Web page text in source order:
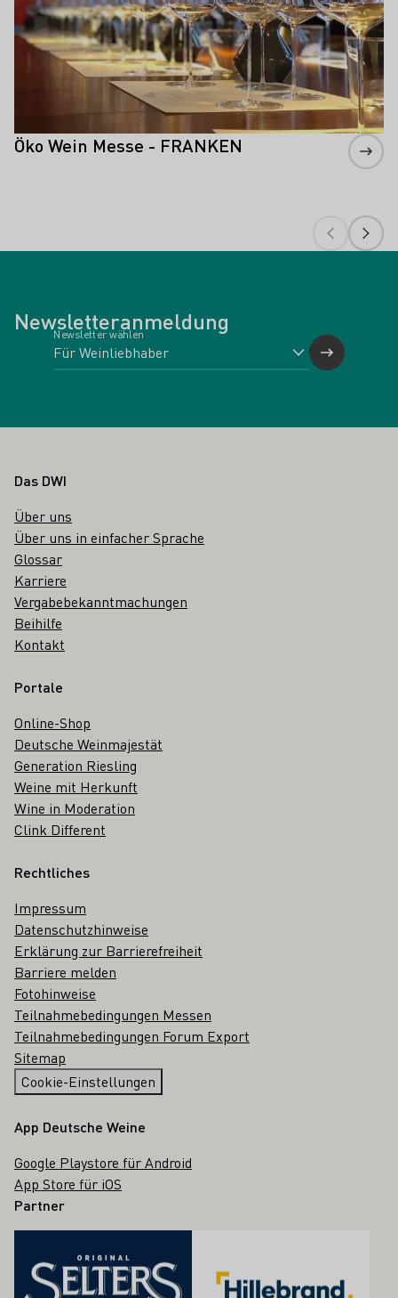
Öko Wein Messe - FRANKEN
Newsletteranmeldung
Newsletter wählen
Fußbereich
Das DWI
Über uns
Über uns in einfacher Sprache
Glossar
Karriere
Vergabebekanntmachungen
Beihilfe
Kontakt
Portale
Online-Shop
Deutsche Weinmajestät
Generation Riesling
Weine mit Herkunft
Wine in Moderation
Clink Different
Rechtliches
Impressum
Datenschutzhinweise
Erklärung zur Barrierefreiheit
Barriere melden
Fotohinweise
Teilnahmebedingungen Messen
Teilnahmebedingungen Forum Export
Sitemap
Cookie-Einstellungen
App Deutsche Weine
Google Playstore für Android
App Store für iOS
Partner